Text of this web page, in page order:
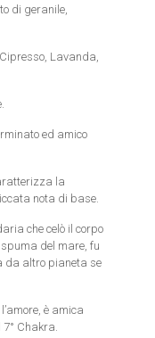
di geranile,
Lavanda,
ed amico
la
nota di base.
che celò il corpo
del mare, fu
da altro pianeta se
è amica
Chakra.